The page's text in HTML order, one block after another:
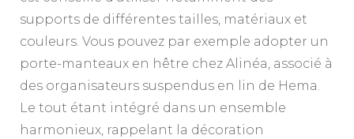
supports de différentes tailles, matériaux et
couleurs. Vous pouvez par exemple adopter un
porte-manteaux en hêtre chez Alinéa, associé à
des organisateurs suspendus en lin de Hema.
Le tout étant intégré dans un ensemble
harmonieux, rappelant la décoration